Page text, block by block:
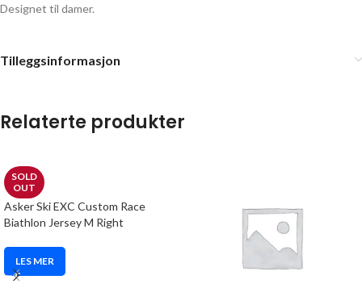
Designet til damer.
Tilleggsinformasjon
Relaterte produkter
SOLD
OUT
Asker Ski EXC Custom Race
Biathlon Jersey M Right
LES MER